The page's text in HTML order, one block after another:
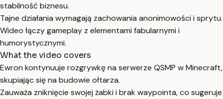
stabilność biznesu.
Tajne działania wymagają zachowania anonimowości i sprytu.
Wideo łączy gameplay z elementami fabularnymi i
humorystycznymi.
What the video covers
Ewron kontynuuje rozgrywkę na serwerze QSMP w Minecraft,
skupiając się na budowie ołtarza.
Zauważa zniknięcie swojej żabki i brak waypointa, co sugeruje